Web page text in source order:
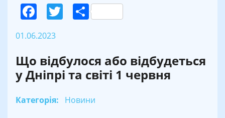
Facebook
Twitter
Поділитися
01.06.2023
Що відбулося або відбудеться
у Дніпрі та світі 1 червня
Категорія: Новини